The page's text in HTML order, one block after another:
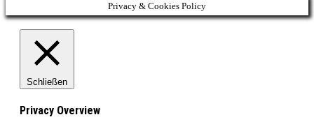
Privacy & Cookies Policy
Schließen
Privacy Overview